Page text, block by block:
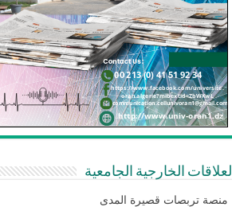
العلاقات الخارجية الجامعية
منصة تربصات قصيرة المدى